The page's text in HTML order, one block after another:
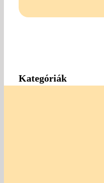
Kategóriák